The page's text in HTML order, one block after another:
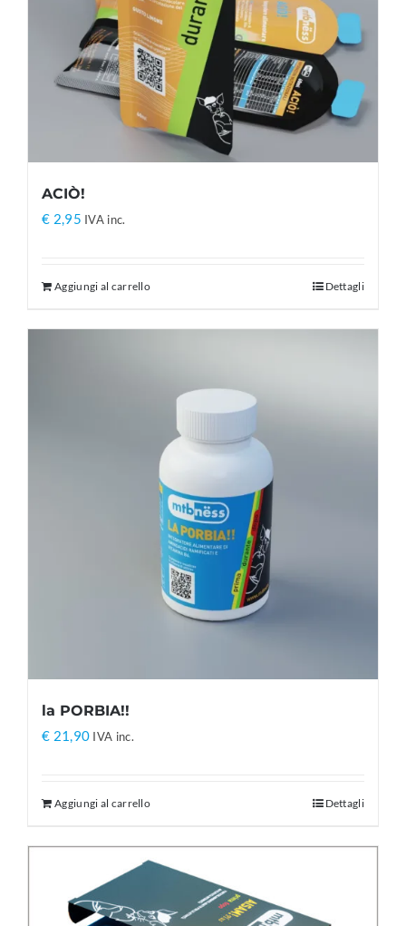
ACIÒ!
€ 2,95 IVA inc.
Aggiungi al carrello Dettagli
la PORBIA!!
€ 21,90 IVA inc.
Aggiungi al carrello Dettagli